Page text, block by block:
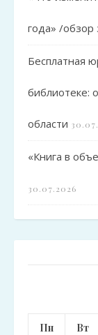
года» /обзор
Бесплатная
библиотеке:
области
«Книга в
30.07.2026
Пн Вт